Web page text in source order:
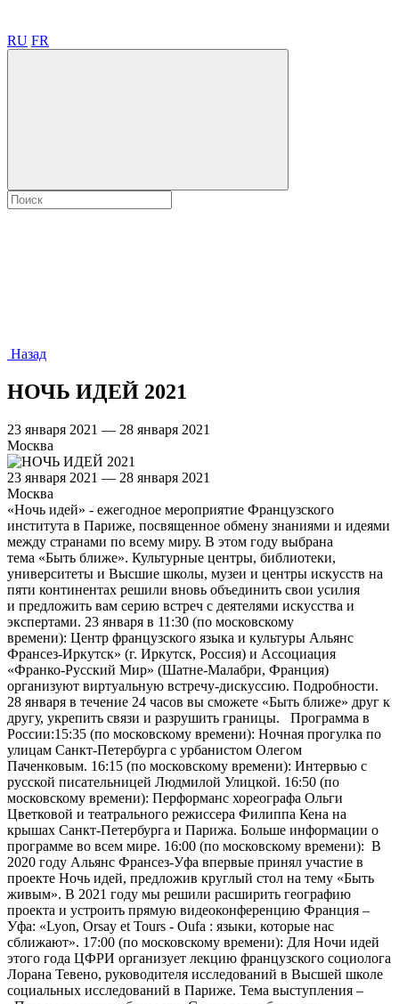
RU FR
Назад
НОЧЬ ИДЕЙ 2021
23 января 2021 — 28 января 2021
Москва
23 января 2021 — 28 января 2021
Москва
«Ночь идей» - ежегодное мероприятие Французского
института в Париже, посвященное обмену знаниями и идеями
между странами по всему миру. В этом году выбрана
тема «Быть ближе». Культурные центры, библиотеки,
университеты и Высшие школы, музеи и центры искусств на
пяти континентах решили вновь объединить свои усилия
и предложить вам серию встреч с деятелями искусства и
экспертами. 23 января в 11:30 (по московскому
времени): Центр французского языка и культуры Альянс
Франсез-Иркутск» (г. Иркутск, Россия) и Ассоциация
«Франко-Русский Мир» (Шатне-Малабри, Франция)
организуют виртуальную встречу-дискуссию. Подробности.
28 января в течение 24 часов вы сможете «Быть ближе» друг к
другу, укрепить связи и разрушить границы. Программа в
России:15:35 (по московскому времени): Ночная прогулка по
улицам Санкт-Петербурга с урбанистом Олегом
Паченковым. 16:15 (по московскому времени): Интервью с
русской писательницей Людмилой Улицкой. 16:50 (по
московскому времени): Перформанс хореографа Ольги
Цветковой и театрального режиссера Филиппа Кена на
крышах Санкт-Петербурга и Парижа. Больше информации о
программе во всем мире. 16:00 (по московскому времени): В
2020 году Альянс Франсез-Уфа впервые принял участие в
проекте Ночь идей, предложив круглый стол на тему «Быть
живым». В 2021 году мы решили расширить географию
проекта и устроить прямую видеоконференцию Франция –
Уфа: «Lyon, Orsay et Tours - Oufa : языки, которые нас
сближают». 17:00 (по московскому времени): Для Ночи идей
этого года ЦФРИ организует лекцию французского социолога
Лорана Тевено, руководителя исследований в Высшей школе
социальных исследований в Париже. Тема выступления –